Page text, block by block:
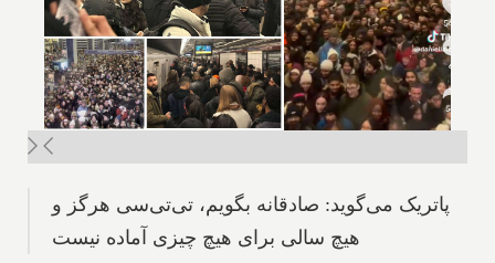
پاتریک می‌گوید: صادقانه بگویم، تی‌تی‌سی هرگز و
هیچ سالی برای هیچ چیزی آماده نیست